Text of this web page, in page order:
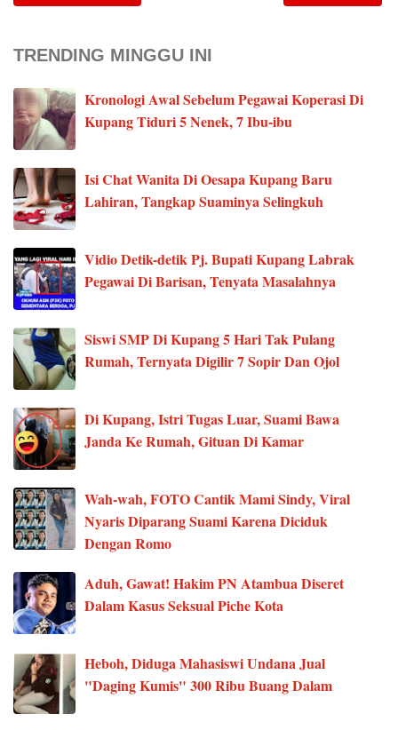
TRENDING MINGGU INI
Kronologi Awal Sebelum Pegawai Koperasi Di
Kupang Tiduri 5 Nenek, 7 Ibu-ibu
Isi Chat Wanita Di Oesapa Kupang Baru
Lahiran, Tangkap Suaminya Selingkuh
Vidio Detik-detik Pj. Bupati Kupang Labrak
Pegawai Di Barisan, Tenyata Masalahnya
Siswi SMP Di Kupang 5 Hari Tak Pulang
Rumah, Ternyata Digilir 7 Sopir Dan Ojol
Di Kupang, Istri Tugas Luar, Suami Bawa
Janda Ke Rumah, Gituan Di Kamar
Wah-wah, FOTO Cantik Mami Sindy, Viral
Nyaris Diparang Suami Karena Diciduk
Dengan Romo
Aduh, Gawat! Hakim PN Atambua Diseret
Dalam Kasus Seksual Piche Kota
Heboh, Diduga Mahasiswi Undana Jual
"Daging Kumis" 300 Ribu Buang Dalam